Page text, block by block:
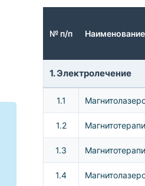
№ п/п Наименование
1. Электролечение
1.1
1.2
1.3
1.4